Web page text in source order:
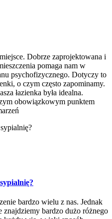
Dobrze zaprojektowana i
pomaga nam w
psychofizycznego. Dotyczy to
o czym często zapominamy.
łazienka była idealna.
obowiązkowym punktem
bardzo wielu z nas. Jednak
bardzo dużo różnego